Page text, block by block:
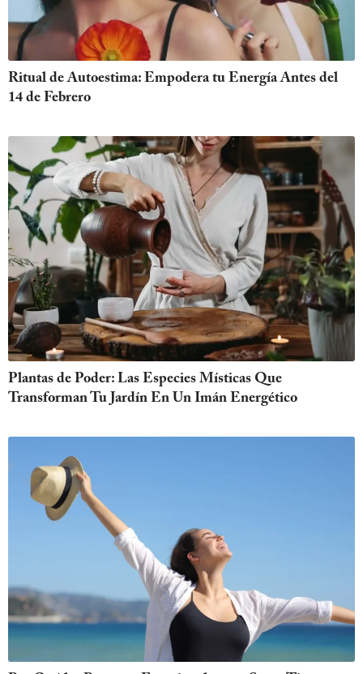
Ritual de Autoestima: Empodera tu Energía Antes del
14 de Febrero
Plantas de Poder: Las Especies Místicas Que
Transforman Tu Jardín En Un Imán Energético